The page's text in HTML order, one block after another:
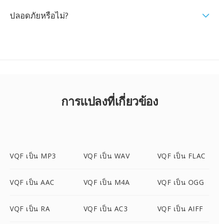
ปลอดภัยหรือไม่?
การแปลงที่เกี่ยวข้อง
VQF เป็น MP3 VQF เป็น WAV VQF เป็น FLAC
VQF เป็น AAC VQF เป็น M4A VQF เป็น OGG
VQF เป็น RA VQF เป็น AC3 VQF เป็น AIFF